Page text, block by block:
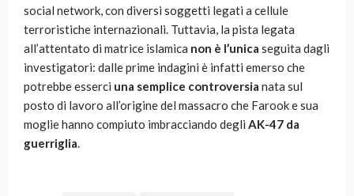
social network, con diversi soggetti legati a cellule
terroristiche internazionali. Tuttavia, la pista legata
all’attentato di matrice islamica non è l’unica seguita dagli
investigatori: dalle prime indagini è infatti emerso che
potrebbe esserci una semplice controversia nata sul
posto di lavoro all’origine del massacro che Farook e sua
moglie hanno compiuto imbracciando degli AK-47 da
guerriglia.